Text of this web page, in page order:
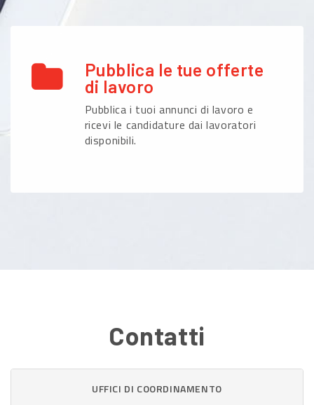
Pubblica le tue offerte
di lavoro
Pubblica i tuoi annunci di lavoro e
ricevi le candidature dai lavoratori
disponibili.
Contatti
UFFICI DI COORDINAMENTO